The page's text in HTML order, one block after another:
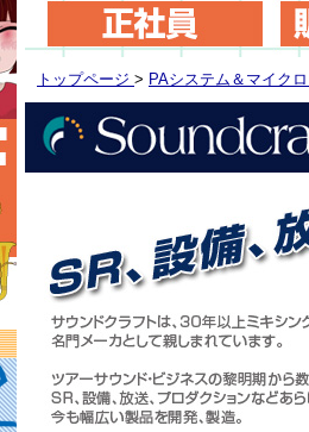
トップページ > PAシステム＆マイク